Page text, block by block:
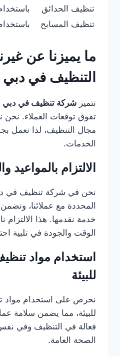
تنظيف الحدائق
تنظيف المسابح
ما يميزنا عن
التنظيف في دبي
تتميز شركة تنظيف في دبي
تفوق توقعات العملاء. نحن
مجال التنظيف، لذا نعمل
الخدمات.
الالتزام بالمواعيد
نحن في شركة تنظيف في
المحددة مع عملائنا،
خدمة نقدمها. هذا الالتزام
الوقت والجودة في تلبية
استخدام مواد
للبيئة
نحرص على استخدام مواد
للبيئة، مما يضمن سلامة
فعالة في التنظيف وفي
الصحة العامة.